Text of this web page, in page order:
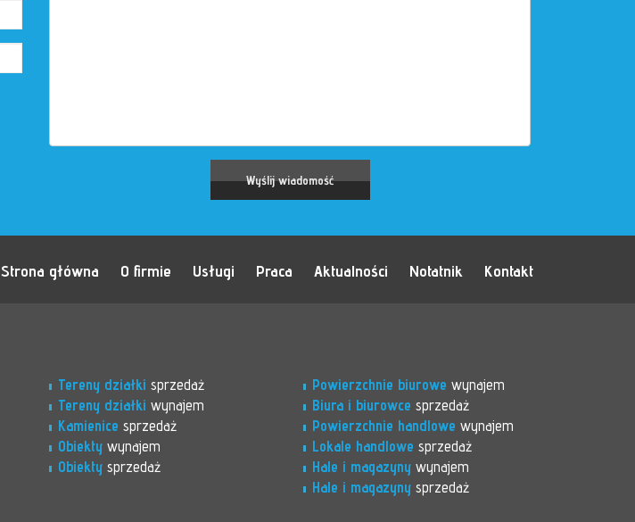
Strona główna O firmie Usługi Praca Aktualności Notatnik Kontakt
Tereny działki sprzedaż
Tereny działki wynajem
Kamienice sprzedaż
Obiekty wynajem
Obiekty sprzedaż
Powierzchnie biurowe wynajem
Biura i biurowce sprzedaż
Powierzchnie handlowe wynajem
Lokale handlowe sprzedaż
Hale i magazyny wynajem
Hale i magazyny sprzedaż